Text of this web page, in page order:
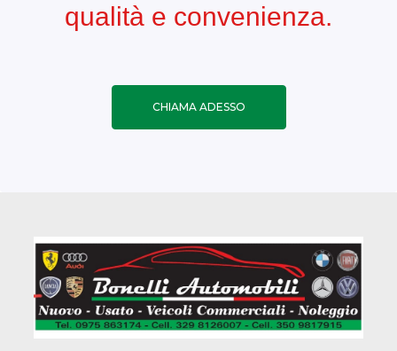
qualità e convenienza.
CHIAMA ADESSO